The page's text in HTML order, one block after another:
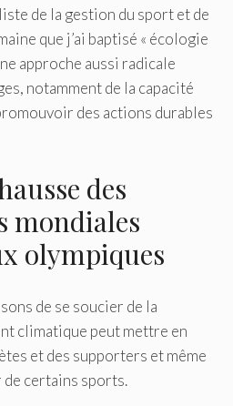
de la gestion du sport et de
que j’ai baptisé « écologie
approche aussi radicale
notamment de la capacité
des actions durables
des
mondiales
olympiques
de se soucier de la
climatique peut mettre en
et des supporters et même
de certains sports.